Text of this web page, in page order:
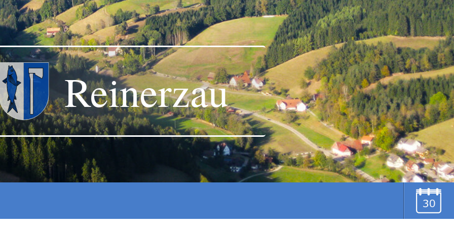
Reinerzau
TERMINE